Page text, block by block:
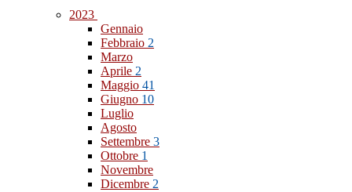
2023
Gennaio
Febbraio 2
Marzo
Aprile 2
Maggio 41
Giugno 10
Luglio
Agosto
Settembre 3
Ottobre 1
Novembre
Dicembre 2